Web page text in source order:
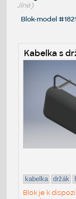
Jiné)
Blok-model
Kabelka s
kabelka držák
Blok je k